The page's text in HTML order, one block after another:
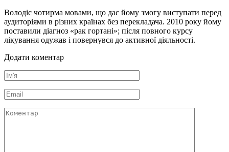
Володіє чотирма мовами, що дає йому змогу виступати перед
аудиторіями в різних країнах без перекладача. 2010 року йому
поставили діагноз «рак гортані»; після повного курсу
лікування одужав і повернувся до активної діяльності.
Додати коментар
Ім'я
*
Email
*
Коментар